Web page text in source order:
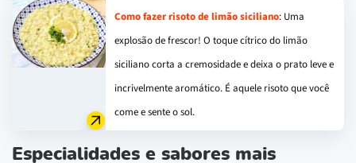
Como fazer risoto de limão siciliano: Uma
explosão de frescor! O toque cítrico do limão
siciliano corta a cremosidade e deixa o prato leve e
incrivelmente aromático. É aquele risoto que você
come e sente o sol.
Especialidades e sabores mais